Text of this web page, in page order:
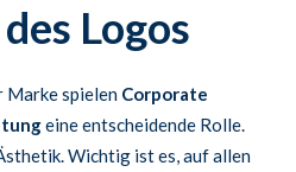
Logos
Marke spielen Corporate
eine entscheidende Rolle.
Wichtig ist es, auf allen